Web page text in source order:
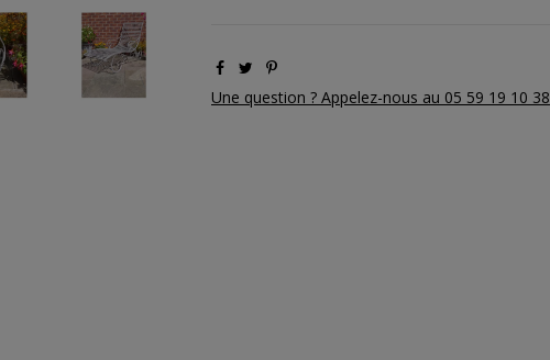
Une question ? Appelez-nous au 05 59 19 10 38